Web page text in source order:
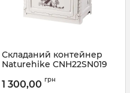
Складаний контейнер
Naturehike CNH22SN019
Артикул:7_65353
1 300,00 грн